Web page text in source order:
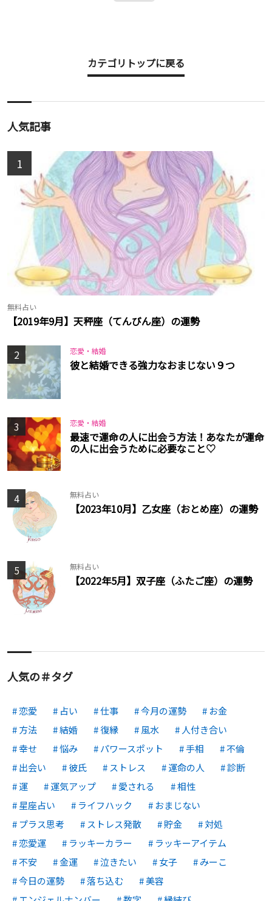
カテゴリトップに戻る
人気記事
1
無料占い
【2019年9月】天秤座（てんびん座）の運勢
2 恋愛・結婚
彼と結婚できる強力なおまじない９つ
3 恋愛・結婚
最速で運命の人に出会う方法！あなたが運命
の人に出会うために必要なこと♡
4 無料占い
【2023年10月】乙女座（おとめ座）の運勢
5 無料占い
【2022年5月】双子座（ふたご座）の運勢
人気の＃タグ
恋愛 占い 仕事 今月の運勢
お金
方法
結婚 復縁 風水
人付き合い
幸せ
悩み パワースポット 手相
不倫
出会い
彼氏 ストレス 運命の人
診断
運
運気アップ 愛される
相性
星座占い
ライフハック
おまじない
プラス思考
ストレス発散 貯金
対処
恋愛運
ラッキーカラー
ラッキーアイテム
不安
金運 泣きたい 女子
みーこ
今日の運勢
落ち込む
美容